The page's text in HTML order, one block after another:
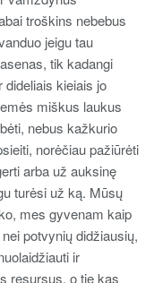
troškins nebebus
jeigu tau
tik kadangi
kieiais jo
miškus laukus
nebus kažkurio
norėčiau pažiūrėti
arba už auksinę
turėsi už ką. Mūsų
mes gyvenam kaip
potvynių didžiausių,
ir
resursus, o tie kas